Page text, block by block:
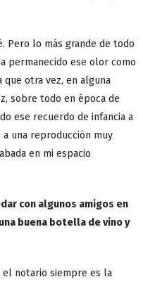
Pero lo más grande de todo
permanecido ese olor como
que otra vez, en alguna
sobre todo en época de
ese recuerdo de infancia a
una reproducción muy
en mi espacio
con algunos amigos en
buena botella de vino y
notario siempre es la